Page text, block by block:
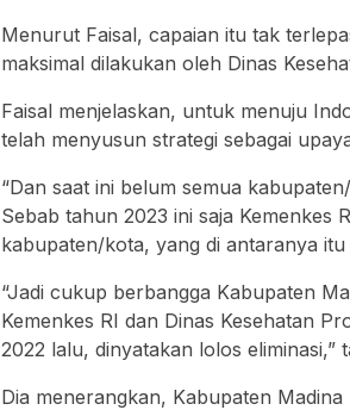
Menurut Faisal, capaian itu tak
maksimal dilakukan oleh Dinas
Faisal menjelaskan, untuk menuju
telah menyusun strategi sebagai
“Dan saat ini belum semua
Sebab tahun 2023 ini saja Kemenkes
kabupaten/kota, yang di antaranya
“Jadi cukup berbangga Kabupaten
Kemenkes RI dan Dinas Kesehatan
2022 lalu, dinyatakan lolos eliminasi,”
Dia menerangkan, Kabupaten